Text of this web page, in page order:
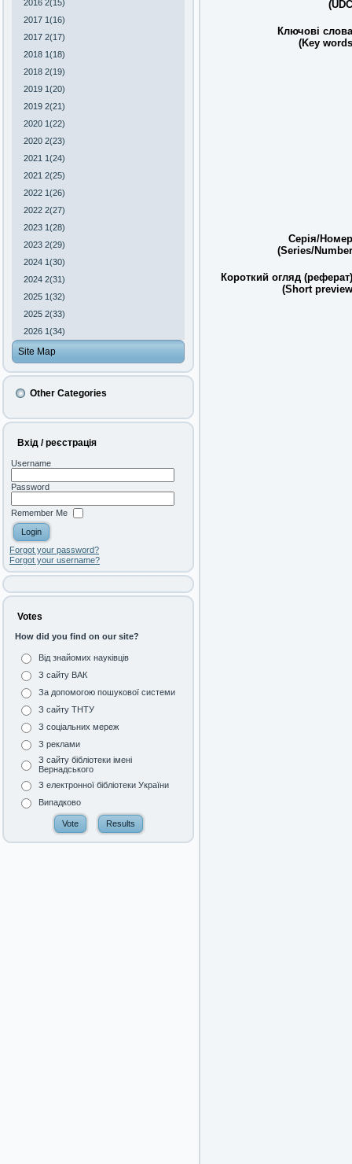
2016 2(15)
2017 1(16)
2017 2(17)
2018 1(18)
2018 2(19)
2019 1(20)
2019 2(21)
2020 1(22)
2020 2(23)
2021 1(24)
2021 2(25)
2022 1(26)
2022 2(27)
2023 1(28)
2023 2(29)
2024 1(30)
2024 2(31)
2025 1(32)
2025 2(33)
2026 1(34)
Site Map
Other Categories
Вхід / реєстрація
Username
Password
Remember Me
Forgot your password?
Forgot your username?
Votes
How did you find on our site?
Від знайомих науківців
З сайту ВАК
За допомогою пошукової системи
З сайту ТНТУ
З соціальних мереж
З реклами
З сайту бібліотеки імені
Вернадського
З електронної бібліотеки України
Випадково
Ключові
(Key
Серія/
(Series/
Короткий огляд
(Short